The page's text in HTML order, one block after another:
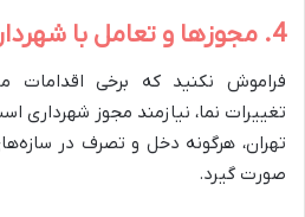
4. مجوزها و تعامل با شهرداری
فراموش نکنید که برخی اقدامات
تغییرات نما، نیازمند مجوز
تهران، هرگونه دخل و تصرف در
صورت گیرد.